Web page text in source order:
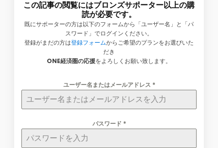
この記事の閲覧にはブロンズサポーター以上の購
読が必要です。
既にサポーターの方は以下のフォームから「ユーザー名」と「パ
スワード」でログインください。
登録がまだの方は登録フォームからご希望のプランをお選びいた
だき
ONE経済圏の応援をよろしくお願い致します。
ユーザー名またはメールアドレス *
パスワード *